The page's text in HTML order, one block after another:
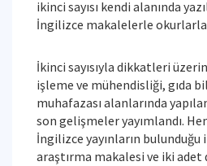
ikinci sayısı kendi alanında
İngilizce makalelerle
İkinci sayısıyla dikkatleri
işleme ve mühendisliği, gıda
muhafazası alanlarında
son gelişmeler yayımlandı.
İngilizce yayınların bulunduğu
araştırma makalesi ve iki